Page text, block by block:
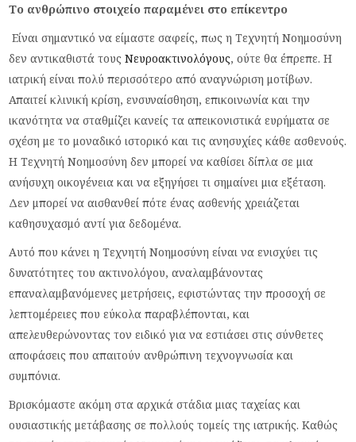
Το ανθρώπινο στοιχείο παραμένει στο επίκεντρο
Είναι σημαντικό να είμαστε σαφείς, πως η Τεχνητή Νοημοσύνη
δεν αντικαθιστά τουςΝευροακτινολόγους, ούτε θα έπρεπε. Η
ιατρική είναι πολύ περισσότερο από αναγνώριση μοτίβων.
Απαιτεί κλινική κρίση, ενσυναίσθηση, επικοινωνία και την
ικανότητα να σταθμίζει κανείς τα απεικονιστικά ευρήματα σε
σχέση με το μοναδικό ιστορικό και τις ανησυχίες κάθε ασθενούς.
Η Τεχνητή Νοημοσύνη δεν μπορεί να καθίσει δίπλα σε μια
ανήσυχη οικογένεια και να εξηγήσει τι σημαίνει μια εξέταση.
Δεν μπορεί να αισθανθεί πότε ένας ασθενής χρειάζεται
καθησυχασμό αντί για δεδομένα.
Αυτό που κάνει η Τεχνητή Νοημοσύνη είναι να ενισχύει τις
δυνατότητες του ακτινολόγου, αναλαμβάνοντας
επαναλαμβανόμενες μετρήσεις, εφιστώντας την προσοχή σε
λεπτομέρειες που εύκολα παραβλέπονται, και
απελευθερώνοντας τον ειδικό για να εστιάσει στις σύνθετες
αποφάσεις που απαιτούν ανθρώπινη τεχνογνωσία και
συμπόνια.
Βρισκόμαστε ακόμη στα αρχικά στάδια μιας ταχείας και
ουσιαστικής μετάβασης σε πολλούς τομείς της ιατρικής. Καθώς